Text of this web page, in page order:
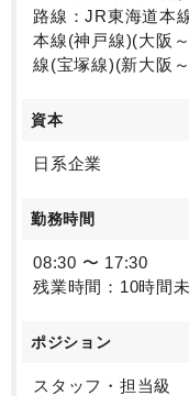
路線：JR東海道本
本線(神戸線)(大阪
線(宝塚線)(新大阪
資本
日系企業
勤務時間
08:30 〜 17:30
残業時間：10時間
ポジション
スタッフ・担当級